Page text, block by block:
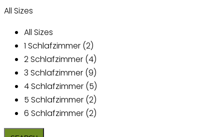
All Sizes
All Sizes
1 Schlafzimmer (2)
2 Schlafzimmer (4)
3 Schlafzimmer (9)
4 Schlafzimmer (5)
5 Schlafzimmer (2)
6 Schlafzimmer (2)